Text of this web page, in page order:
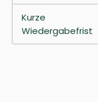
Kurze
Wiedergabefrist